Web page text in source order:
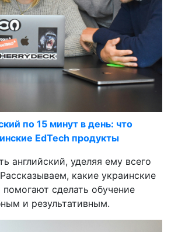
по 15 минут в день: что
EdTech продукты
английский, уделяя ему всего
какие украинские
сделать обучение
и результативным.